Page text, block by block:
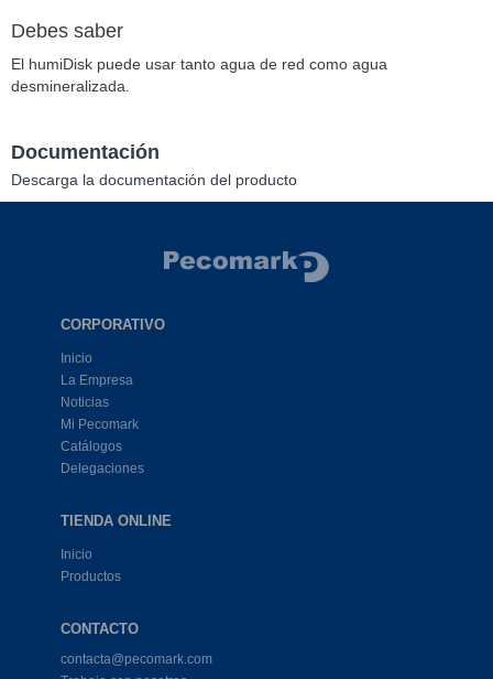
Debes saber
El humiDisk puede usar tanto agua de red como agua
desmineralizada.
Documentación
Descarga la documentación del producto
CORPORATIVO
Inicio
La Empresa
Noticias
Mi Pecomark
Catálogos
Delegaciones
TIENDA ONLINE
Inicio
Productos
CONTACTO
contacta@pecomark.com